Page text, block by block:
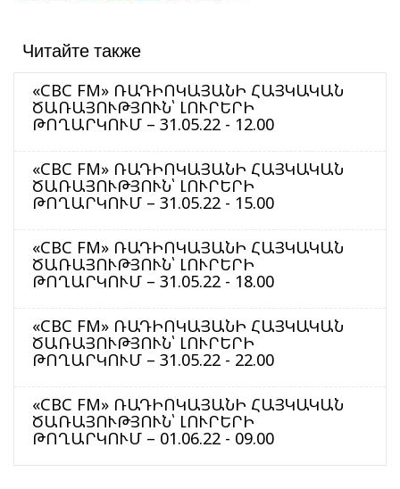
Читайте также
«CBC FM» ՌԱԴԻՈԿԱՅԱՆԻ ՀԱՅԿԱԿԱՆ
ԾԱՌԱՅՈՒԹՅՈՒՆ՝ ԼՈՒՐԵՐԻ
ԹՈՂԱՐԿՈՒՄ – 31.05.22 - 12.00
«CBC FM» ՌԱԴԻՈԿԱՅԱՆԻ ՀԱՅԿԱԿԱՆ
ԾԱՌԱՅՈՒԹՅՈՒՆ՝ ԼՈՒՐԵՐԻ
ԹՈՂԱՐԿՈՒՄ – 31.05.22 - 15.00
«CBC FM» ՌԱԴԻՈԿԱՅԱՆԻ ՀԱՅԿԱԿԱՆ
ԾԱՌԱՅՈՒԹՅՈՒՆ՝ ԼՈՒՐԵՐԻ
ԹՈՂԱՐԿՈՒՄ – 31.05.22 - 18.00
«CBC FM» ՌԱԴԻՈԿԱՅԱՆԻ ՀԱՅԿԱԿԱՆ
ԾԱՌԱՅՈՒԹՅՈՒՆ՝ ԼՈՒՐԵՐԻ
ԹՈՂԱՐԿՈՒՄ – 31.05.22 - 22.00
«CBC FM» ՌԱԴԻՈԿԱՅԱՆԻ ՀԱՅԿԱԿԱՆ
ԾԱՌԱՅՈՒԹՅՈՒՆ՝ ԼՈՒՐԵՐԻ
ԹՈՂԱՐԿՈՒՄ – 01.06.22 - 09.00